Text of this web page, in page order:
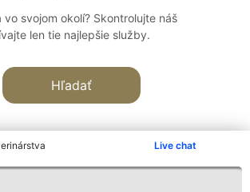
Live chat
svojom okolí? Skontrolujte náš
len tie najlepšie služby.
Hľadať